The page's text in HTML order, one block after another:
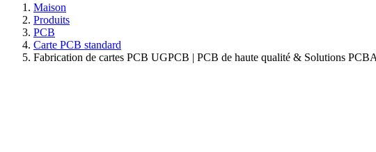
Maison
Produits
PCB
Carte PCB standard
Fabrication de cartes PCB UGPCB | PCB de haute qualité & Solutions